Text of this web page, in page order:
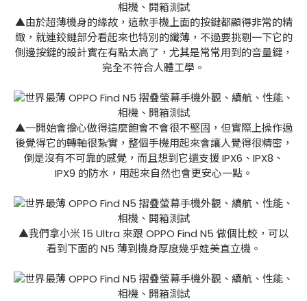
▲由於超薄機身的緣故，這款手機上面的按鍵都顯得非常的精
緻，就連鉸鏈部分看起來也特別的纖薄，不過要挑剔一下它的
側邊按鍵的設計實在有點太高了，尤其是常常用到的音量鍵，
完全不符合人體工學。
▲一開始會擔心做得這麼飽會不會很不堅固，但實際上操作過
後覺得它的轉軸很紮實，整個手機用起來會讓人覺得很精密，
倒是沒有不可靠的感覺，而且想到它還支援 IPX6、IPX8、
IPX9 的防水，用起來自然也會更安心一點。
▲我們拿小米 15 Ultra 來跟 OPPO Find N5 做個比較，可以
看到下面的 N5 薄到機身厚度幾乎媲美直立機。